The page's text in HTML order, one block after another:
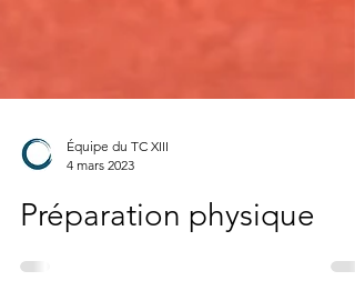
Équipe du TC XIII
4 mars 2023